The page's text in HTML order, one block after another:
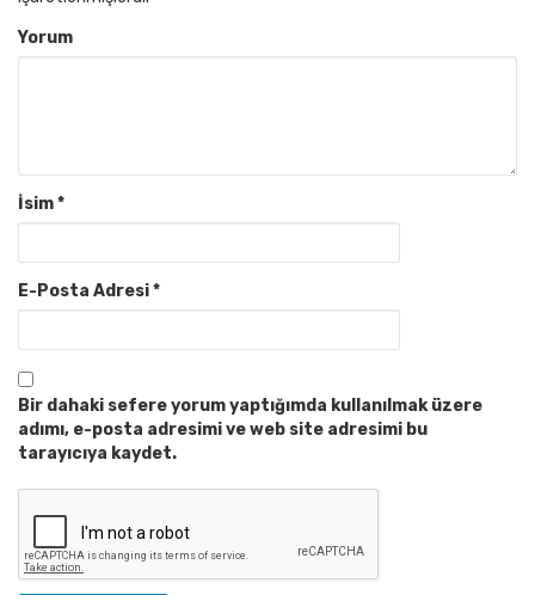
Yorum
İsim*
E-Posta Adresi*
Bir dahaki sefere yorum yaptığımda kullanılmak üzere
adımı, e-posta adresimi ve web site adresimi bu
tarayıcıya kaydet.